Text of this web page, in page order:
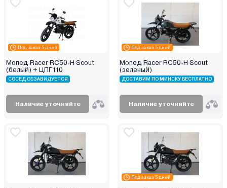
Под заказ 5 дней
Мопед Racer RC50-Н Scout
(белый) + ЦПГ110
СОСЕД ОБЗАВИДУЕТСЯ
Наличие уточняйте
Под заказ 5 дней
Мопед Racer RC50-Н Scout
(зеленый)
ДОСТАВИМ ПО МИНСКУ БЕСПЛАТНО
Наличие уточняйте
Под заказ 5 дней